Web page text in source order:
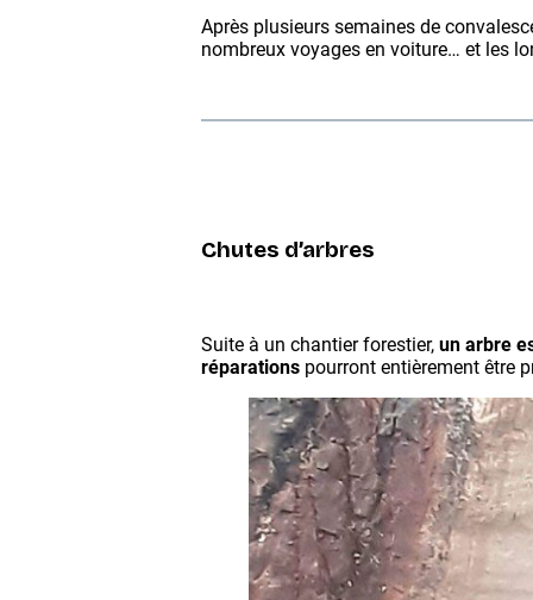
Après plusieurs semaines de
nombreux voyages en voiture… et les
Chutes d’arbres
Suite à un chantier forestier, un arbre
réparations pourront entièrement être